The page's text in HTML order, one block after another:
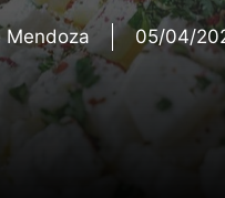
Mendoza 05/04/